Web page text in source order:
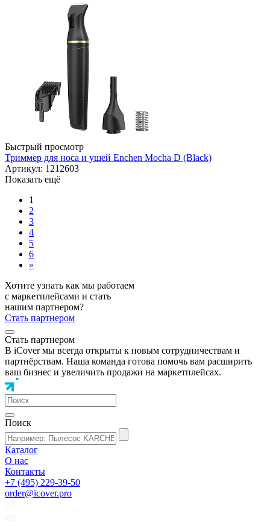
Быстрый просмотр
Триммер для носа и ушей Enchen Mocha D (Black)
Артикул: 1212603
Показать ещё
1
2
3
4
5
6
»
Хотите узнать как мы работаем
с маркетплейсами и стать
нашим партнером?
Стать партнером
Стать партнером
В iCover мы всегда открыты к новым сотрудничествам и
партнёрствам. Наша команда готова помочь вам расширить
ваш бизнес и увеличить продажи на маркетплейсах.
Поиск
Каталог
О нас
Контакты
+7 (495) 229-39-50
order@icover.pro